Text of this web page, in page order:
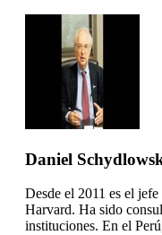
Daniel
Desde el 2011 es el
Harvard. Ha sido
instituciones. En el